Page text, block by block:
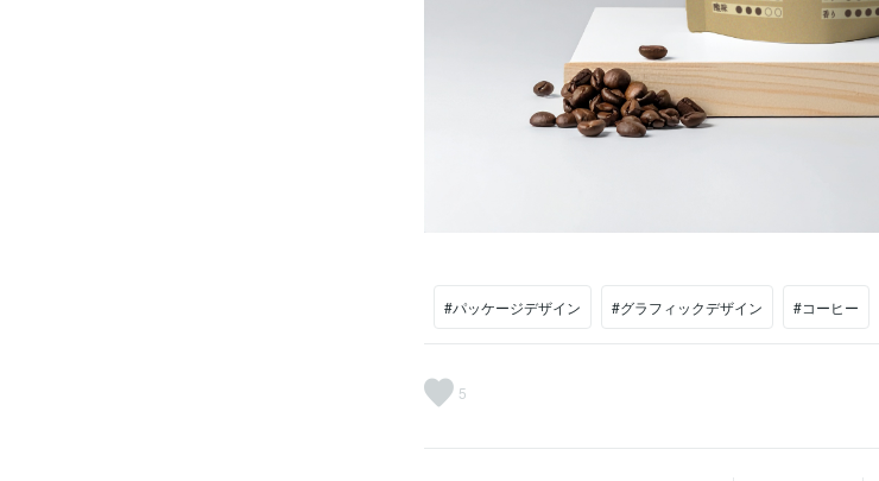
#パッケージデザイン #グラフィックデザイン #コーヒー
5